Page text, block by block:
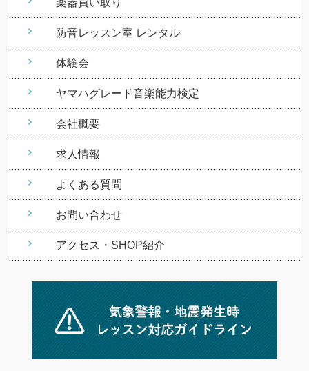
防音レッスン室 レンタル
体験会
ヤマハグレード音楽能力検定
会社概要
求人情報
よくある質問
お問い合わせ
アクセス・SHOP紹介